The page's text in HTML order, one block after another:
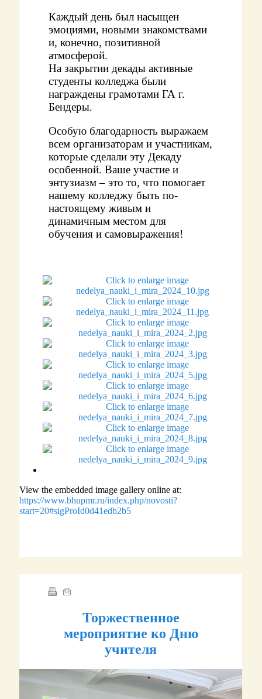
Каждый день был насыщен
эмоциями, новыми знакомствами
и, конечно, позитивной
атмосферой.
На закрытии декады активные
студенты колледжа были
награждены грамотами ГА г.
Бендеры.
Особую благодарность выражаем
всем организаторам и участникам,
которые сделали эту Декаду
особенной. Ваше участие и
энтузиазм – это то, что помогает
нашему колледжу быть по-
настоящему живым и
динамичным местом для
обучения и самовыражения!
View the embedded image gallery online at:
https://www.bhupmr.ru/index.php/novosti?
start=20#sigProId0d41edb2b5
Торжественное
мероприятие ко Дню
учителя